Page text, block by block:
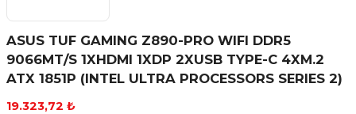
ASUS TUF GAMING Z890-PRO WIFI DDR5
9066MT/S 1XHDMI 1XDP 2XUSB TYPE-C 4XM.2
ATX 1851P (INTEL ULTRA PROCESSORS SERIES 2)
19.323,72 ₺